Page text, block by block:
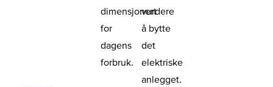
dimensjonert
for
dagens
forbruk.
vurdere
å bytte
det
elektriske
anlegget.